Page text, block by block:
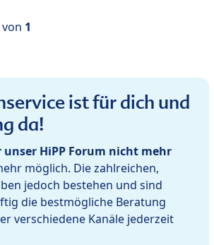
von 1
ist für dich und
da!
HiPP Forum nicht mehr
möglich. Die zahlreichen,
jedoch bestehen und sind
die bestmögliche Beratung
verschiedene Kanäle jederzeit